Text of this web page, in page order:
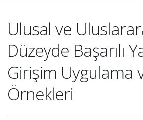
Ulusal ve
Düzeyde Başarılı
Girişim Uygulama
Örnekleri